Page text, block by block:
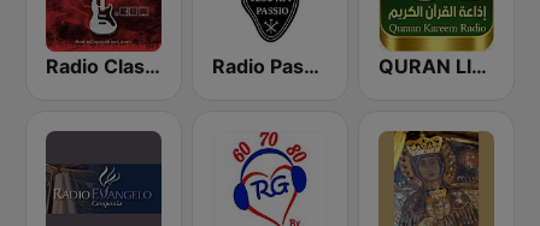
Radio Classic Rock Radio Passio Christi QURAN LIVE RADIO